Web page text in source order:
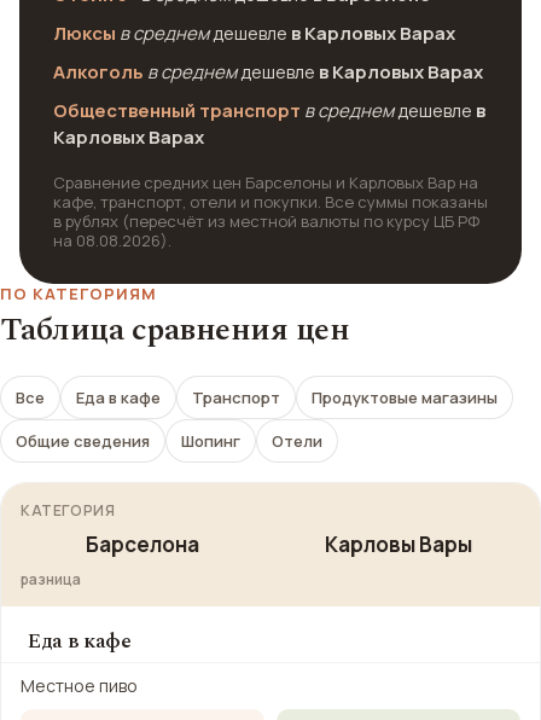
Люксы в среднемдешевле в Карловых Варах
Алкоголь в среднемдешевле в Карловых Варах
Общественный транспорт в среднемдешевле в
Карловых Варах
Сравнение средних цен Барселоны и Карловых Вар на
кафе, транспорт, отели и покупки. Все суммы показаны
в рублях (пересчёт из местной валюты по курсу ЦБ РФ
на 08.08.2026).
ПО КАТЕГОРИЯМ
Таблица сравнения цен
Все Еда в кафе Транспорт
Продуктовые магазины
Общие сведения
Шопинг Отели
КАТЕГОРИЯ
Барселона Карловы Вары
разница
Еда в кафе
Местное пиво